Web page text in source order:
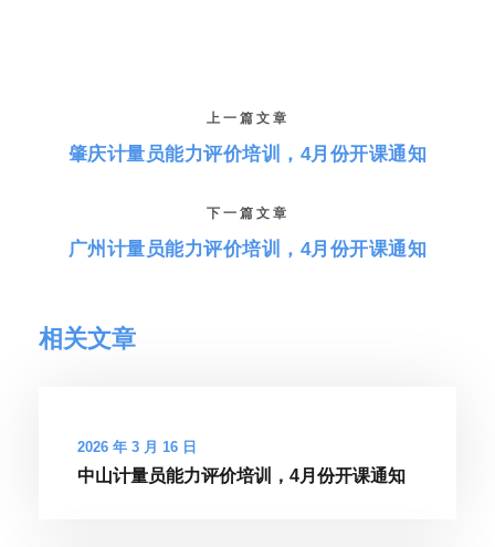
上一篇文章
肇庆计量员能力评价培训，4月份开课通知
下一篇文章
广州计量员能力评价培训，4月份开课通知
相关文章
2026 年 3 月 16 日
中山计量员能力评价培训，4月份开课通知